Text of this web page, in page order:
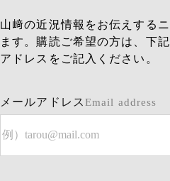
山﨑の近況情報をお伝えする
ます。購読ご希望の方は、下
アドレスをご記入ください。
メールアドレスEmail address